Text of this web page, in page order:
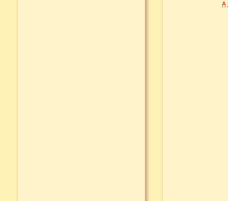
A